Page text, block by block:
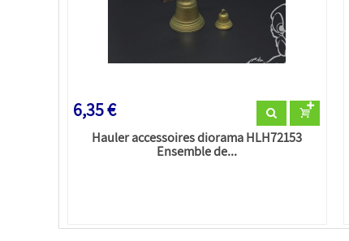
6,35 €
Hauler accessoires diorama HLH72153
Ensemble de...